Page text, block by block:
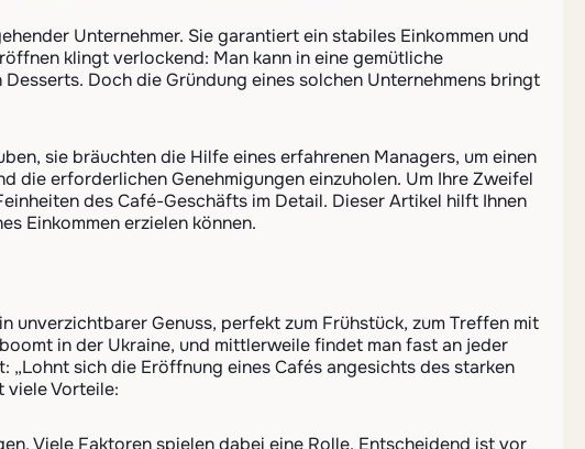
Unternehmer. Sie garantiert ein stabiles Einkommen und
klingt verlockend: Man kann in eine gemütliche
Doch die Gründung eines solchen Unternehmens bringt
sie bräuchten die Hilfe eines erfahrenen Managers, um einen
die erforderlichen Genehmigungen einzuholen. Um Ihre Zweifel
des Café-Geschäfts im Detail. Dieser Artikel hilft Ihnen
Einkommen erzielen können.
unverzichtbarer Genuss, perfekt zum Frühstück, zum Treffen mit
in der Ukraine, und mittlerweile findet man fast an jeder
sich die Eröffnung eines Cafés angesichts des starken
viele Vorteile: